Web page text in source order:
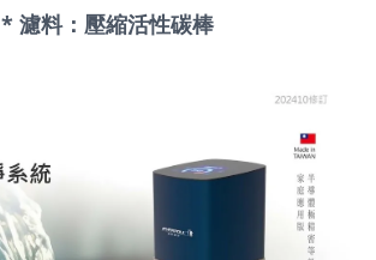
* 濾料：壓縮活性碳棒